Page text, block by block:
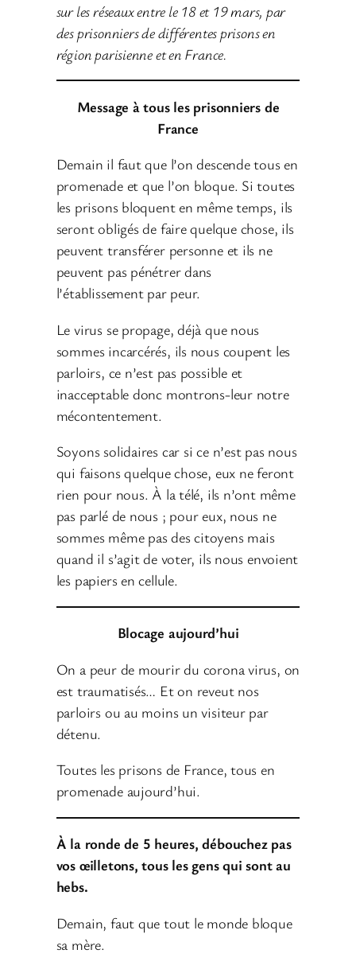
sur les réseaux entre le 18 et 19 mars, par
des prisonniers de différentes prisons en
région parisienne et en France.
Message à tous les prisonniers de
France
Demain il faut que l’on descende tous en
promenade et que l’on bloque. Si toutes
les prisons bloquent en même temps, ils
seront obligés de faire quelque chose, ils
peuvent transférer personne et ils ne
peuvent pas pénétrer dans
l’établissement par peur.
Le virus se propage, déjà que nous
sommes incarcérés, ils nous coupent les
parloirs, ce n’est pas possible et
inacceptable donc montrons-leur notre
mécontentement.
Soyons solidaires car si ce n’est pas nous
qui faisons quelque chose, eux ne feront
rien pour nous. À la télé, ils n’ont même
pas parlé de nous ; pour eux, nous ne
sommes même pas des citoyens mais
quand il s’agit de voter, ils nous envoient
les papiers en cellule.
Blocage aujourd’hui
On a peur de mourir du corona virus, on
est traumatisés… Et on reveut nos
parloirs ou au moins un visiteur par
détenu.
Toutes les prisons de France, tous en
promenade aujourd’hui.
À la ronde de 5 heures, débouchez pas
vos œilletons, tous les gens qui sont au
hebs.
Demain, faut que tout le monde bloque
sa mère.